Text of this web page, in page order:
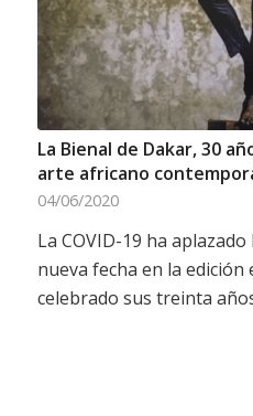
La Bienal de Dakar, 30
arte africano
04/06/2020
La COVID-19 ha
nueva fecha en la edición
celebrado sus treinta